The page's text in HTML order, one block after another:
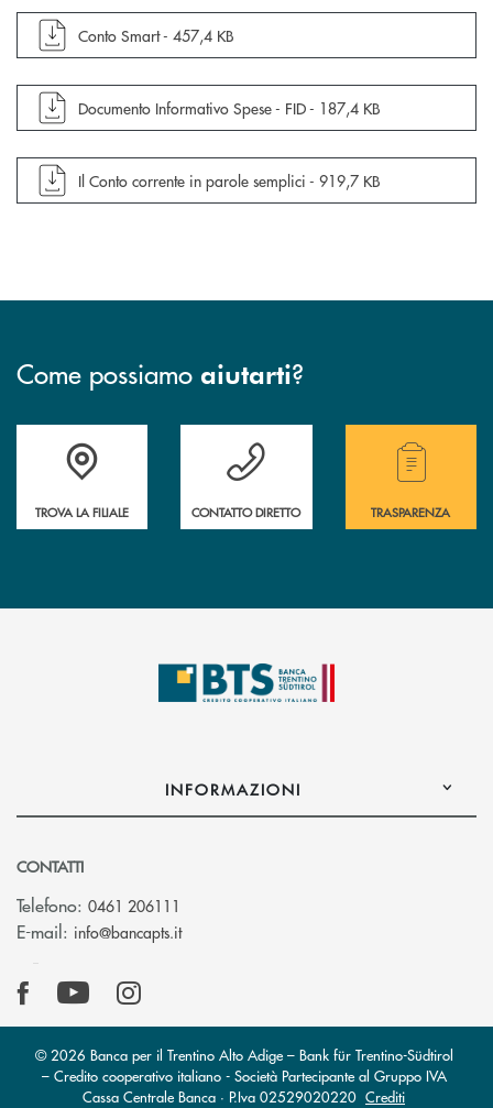
apre documento in una nuova finestra
Conto Smart - 457,4 KB
apre documento in una nuova finestra
Documento Informativo Spese - FID - 187,4 KB
apre documento in una nuova finestra
Il Conto corrente in parole semplici - 919,7 KB
Come possiamo aiutarti?
Accedi all' elenco completo delle filiali.
TROVA LA FILIALE
Hai bisogno di assistenza immediata?
CONTATTO DIRETTO
Hai bisogno di
TRASPARENZA
INFORMAZIONI
CONTATTI
Telefono: 0461 206111
E-mail: info@bancapts.it(si apre l’app di posta elettronica)
© 2026 Banca per il Trentino Alto Adige – Bank für Trentino-Südtirol
– Credito cooperativo italiano - Società Partecipante al Gruppo IVA
Cassa Centrale Banca · P.Iva 02529020220 Crediti